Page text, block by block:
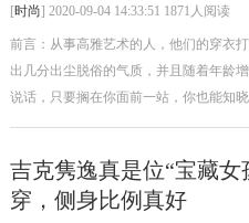
[时尚] 2020-09-04 14:33:51 1871人阅读
前言：从事高雅艺术的人，他们的穿衣
出几分出尘脱俗的气质，并且随着年龄
说话，只要搁在你面前一站，你也能知
吉克隽逸真是位“宝藏女
穿，侧身比例真好